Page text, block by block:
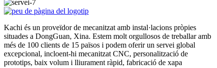
Kachi és un proveïdor de mecanitzat amb instal·lacions pròpies
situades a DongGuan, Xina. Estem molt orgullosos de treballar amb
més de 100 clients de 15 països i podem oferir un servei global
excepcional, incloent-hi mecanitzat CNC, personalització de
prototips, baix volum i lliurament ràpid, fabricació de xapa